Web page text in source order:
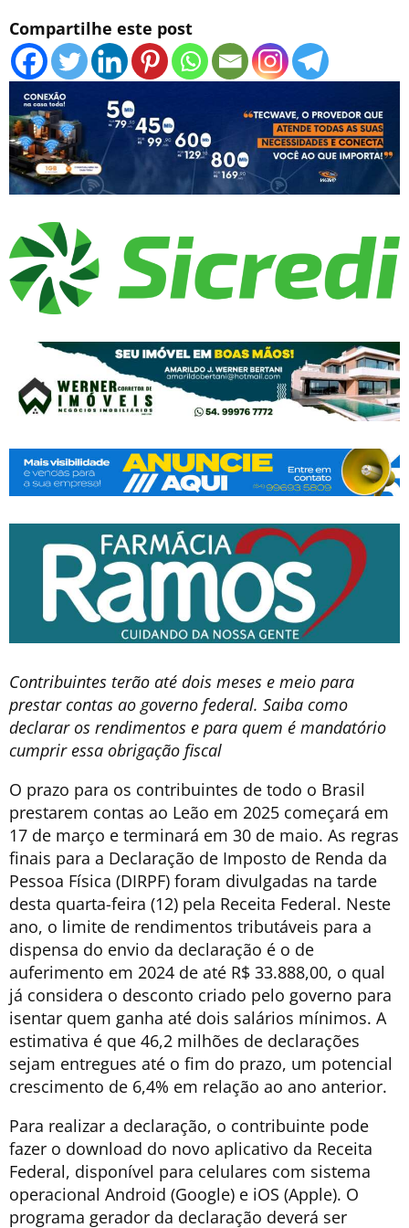
Compartilhe este post
Contribuintes terão até dois meses e meio para
prestar contas ao governo federal. Saiba como
declarar os rendimentos e para quem é mandatório
cumprir essa obrigação fiscal
O prazo para os contribuintes de todo o Brasil
prestarem contas ao Leão em 2025 começará em
17 de março e terminará em 30 de maio. As regras
finais para a Declaração de Imposto de Renda da
Pessoa Física (DIRPF) foram divulgadas na tarde
desta quarta-feira (12) pela Receita Federal. Neste
ano, o limite de rendimentos tributáveis para a
dispensa do envio da declaração é o de
auferimento em 2024 de até R$ 33.888,00, o qual
já considera o desconto criado pelo governo para
isentar quem ganha até dois salários mínimos. A
estimativa é que 46,2 milhões de declarações
sejam entregues até o fim do prazo, um potencial
crescimento de 6,4% em relação ao ano anterior.
Para realizar a declaração, o contribuinte pode
fazer o download do novo aplicativo da Receita
Federal, disponível para celulares com sistema
operacional Android (Google) e iOS (Apple). O
programa gerador da declaração deverá ser